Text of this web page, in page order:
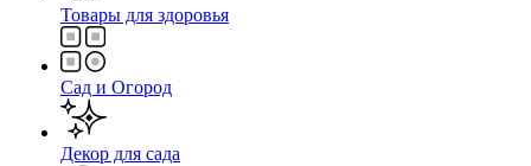
Товары для здоровья
Сад и Огород
Декор для сада